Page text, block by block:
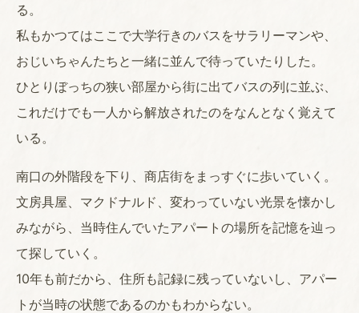
る。
私もかつてはここで大学行きのバスをサラリーマンや、
おじいちゃんたちと一緒に並んで待っていたりした。
ひとりぼっちの狭い部屋から街に出てバスの列に並ぶ、
これだけでも一人から解放されたのをなんとなく覚えて
いる。
南口の外階段を下り、商店街をまっすぐに歩いていく。
文房具屋、マクドナルド、変わっていない光景を懐かし
みながら、当時住んでいたアパートの場所を記憶を辿っ
て探していく。
10年も前だから、住所も記録に残っていないし、アパー
トが当時の状態であるのかもわからない。